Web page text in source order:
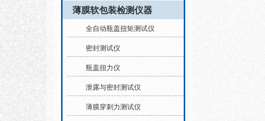
薄膜软包装检测仪器
全自动瓶盖扭矩测试仪
密封测试仪
瓶盖扭力仪
泄露与密封测试仪
薄膜穿刺力测试仪